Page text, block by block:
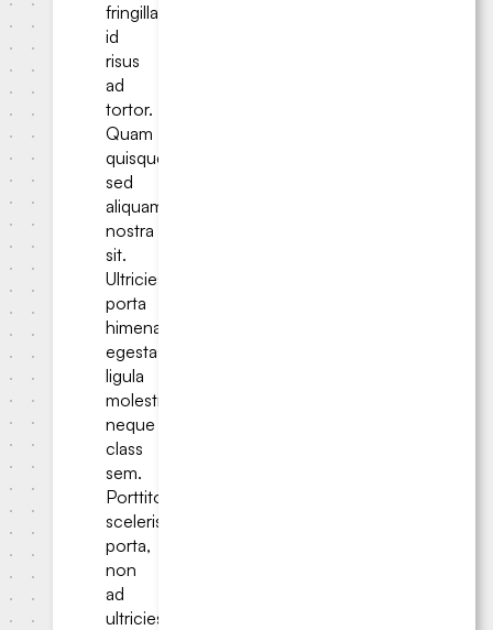
fringilla,
id
risus
ad
tortor.
Quam
quisque
sed
aliquam
nostra
sit.
Ultricies
porta
himenaeos
egestas
ligula
molestie;
neque
class
sem.
Porttitor
scelerisque
porta,
non
ad
ultricies